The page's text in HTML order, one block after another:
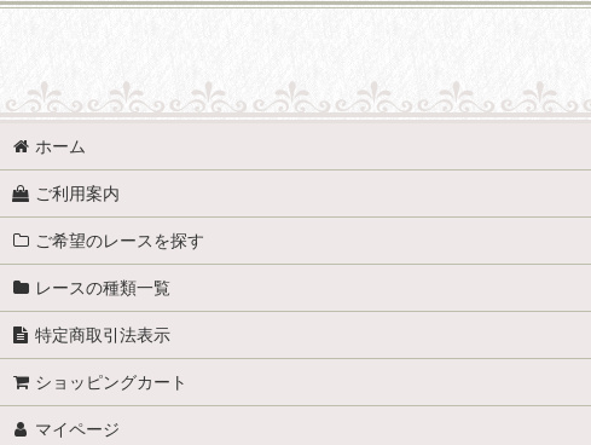
フリルレース
白色系のレース
黄色 オレンジ系のレース
青、みどり、むらさき系のレース
黒、グレー系のレース
ホーム
ご利用案内
ご希望のレースを探す
レースの種類一覧
特定商取引法表示
ショッピングカート
マイページ